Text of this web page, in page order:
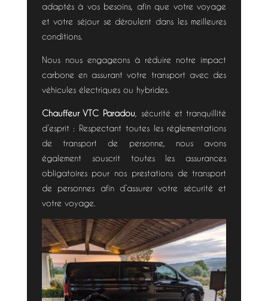
adaptés à vos besoins, afin que votre voyage
et votre séjour se déroulent dans les meilleures
conditions.
Nous nous engageons à réduire notre impact
carbone en assurant votre transport avec des
véhicules électriques ou hybrides.
Chauffeur VTC Paradou , sécurité et tranquillité
d’esprit : Respectant toutes les réglementations
de transport de personne, nous
avons
également
souscrit toutes les
assurances
obligatoires pour nos prestations de transport
de
personnes afind’assurer votre sécurité et
votre voyage.